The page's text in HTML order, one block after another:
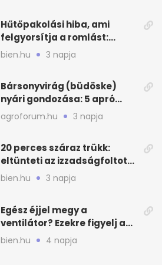
Hűtőpakolási hiba, ami
felgyorsítja a romlást:
zónákra figyelj
bien.hu 3 napja
Bársonyvirág (büdöske)
nyári gondozása: 5 apró
lépés a dús virágzásért
agroforum.hu 3 napja
20 perces száraz trükk:
eltünteti az izzadságfoltot
és a szagot a matracról
bien.hu 3 napja
Egész éjjel megy a
ventilátor? Ezekre figyelj a
hőségben alvásnál
bien.hu 4 napja